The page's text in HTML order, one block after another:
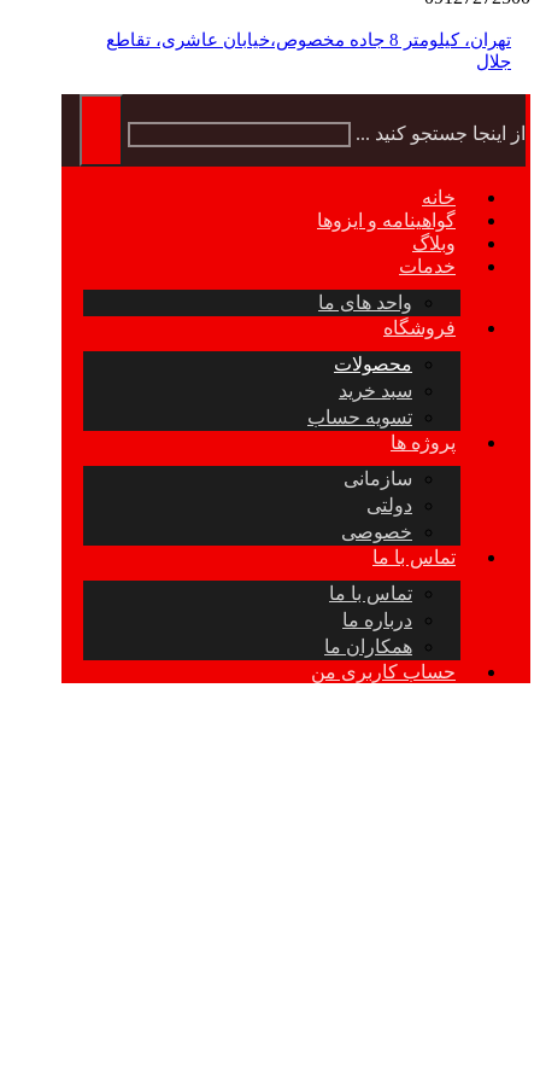
تهران، کیلومتر 8 جاده مخصوص،خیابان عاشری، تقاطع
جلال
از اینجا جستجو کنید ...
خانه
گواهینامه و ایزوها
وبلاگ
خدمات
واحد های ما
فروشگاه
محصولات
سبد خرید
تسویه حساب
پروژه ها
سازمانی
دولتی
خصوصی
تماس با ما
تماس با ما
درباره ما
همکاران ما
حساب کاربری من